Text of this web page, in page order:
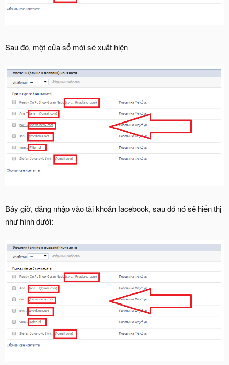
Sau đó, một cửa sổ mới sẽ xuất hiện
Bây giờ, đăng nhập vào tài khoản facebook, sau đó nó sẽ hiển thị
như hình dưới: